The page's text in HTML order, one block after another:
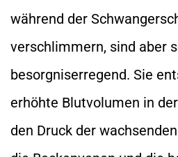
während der
verschlimmern, sind aber
besorgniserregend. Sie
erhöhte Blutvolumen in
den Druck der